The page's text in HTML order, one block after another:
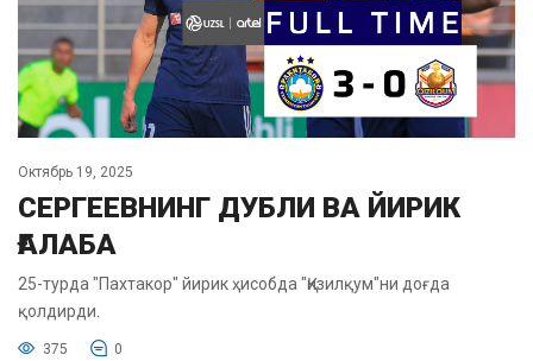
Октябрь 19, 2025
СЕРГЕЕВНИНГ ДУБЛИ ВА ЙИРИК
ҒАЛАБА
25-турда "Пахтакор" йирик ҳисобда "Қизилқум"ни доғда
қолдирди.
375 0